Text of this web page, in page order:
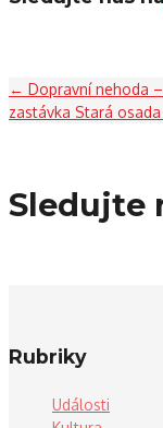
← Dopravní nehoda
zastávka Stará osada
Sledujte
Rubriky
Události